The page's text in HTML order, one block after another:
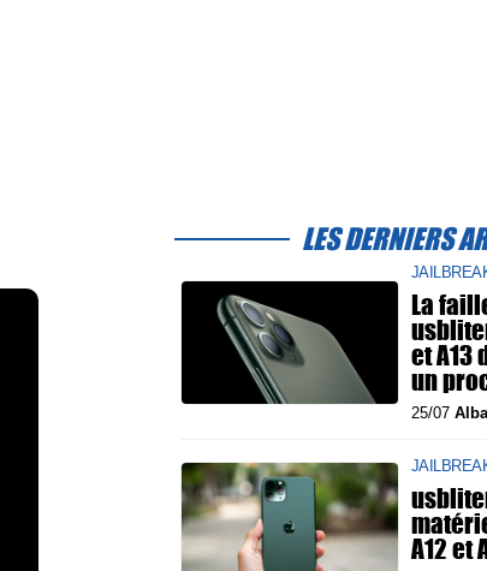
LES DERNIERS
La
et A13
un
25/07
A12 et